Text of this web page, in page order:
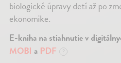
biologické úpravy detí až po
ekonomike.
E-kniha na stiahnutie v
MOBI a PDF ?